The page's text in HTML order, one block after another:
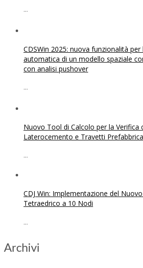
...
CDSWin 2025: nuova funzionalità
automatica di un modello spaziale
con analisi pushover
...
Nuovo Tool di Calcolo per la Verifica
Laterocemento e Travetti
...
CDJ Win: Implementazione del
Tetraedrico a 10 Nodi
...
Archivi